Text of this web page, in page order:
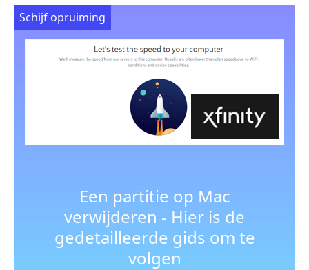
Een partitie op Mac
verwijderen - Hier is de
gedetailleerde gids om te
volgen
Schijf opruiming